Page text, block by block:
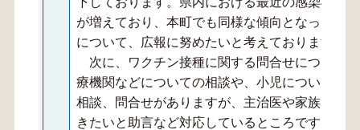
が増えており、本町でも同様な傾向となってお
について、広報に努めたいと考えております。
次に、ワクチン接種に関する問合せについて
療機関などについての相談や、小児については
相談、問合せがありますが、主治医や家族と相
きたいと助言など対応しているところです。